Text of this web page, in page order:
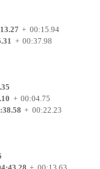
+ 00:15.94
+ 00:37.98
+ 00:04.75
+ 00:22.23